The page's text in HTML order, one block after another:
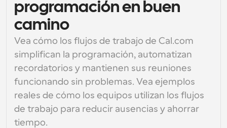
programación en buen
camino
Vea cómo los flujos de trabajo de Cal.com
simplifican la programación, automatizan
recordatorios y mantienen sus reuniones
funcionando sin problemas. Vea ejemplos
reales de cómo los equipos utilizan los flujos
de trabajo para reducir ausencias y ahorrar
tiempo.